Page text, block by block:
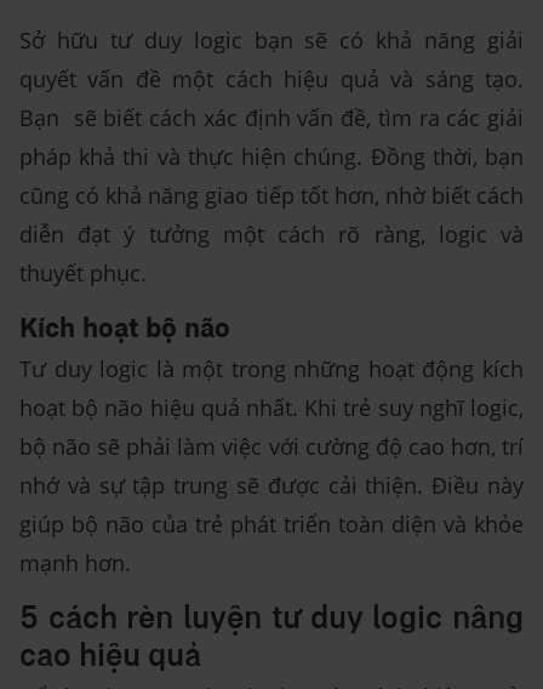
Sở hữu tư duy logic bạn sẽ có khả năng giải
quyết vấn đề một cách hiệu quả và sáng tạo.
Bạn sẽ biết cách xác định vấn đề, tìm ra các giải
pháp khả thi và thực hiện chúng. Đồng thời, bạn
cũng có khả năng giao tiếp tốt hơn, nhờ biết cách
diễn đạt ý tưởng một cách rõ ràng, logic và
thuyết phục.
Kích hoạt bộ não
Tư duy logic là một trong những hoạt động kích
hoạt bộ não hiệu quả nhất. Khi trẻ suy nghĩ logic,
bộ não sẽ phải làm việc với cường độ cao hơn, trí
nhớ và sự tập trung sẽ được cải thiện. Điều này
giúp bộ não của trẻ phát triển toàn diện và khỏe
mạnh hơn.
5 cách rèn luyện tư duy logic nâng
cao hiệu quả